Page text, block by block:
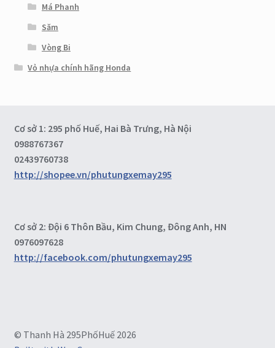
Má Phanh
Săm
Vòng Bi
Vỏ nhựa chính hãng Honda
Cơ sở 1: 295 phố Huế, Hai Bà Trưng, Hà Nội
0988767367
02439760738
http://shopee.vn/phutungxemay295
Cơ sở 2: Đội 6 Thôn Bầu, Kim Chung, Đông Anh, HN
0976097628
http://facebook.com/phutungxemay295
© Thanh Hà 295PhốHuế 2026